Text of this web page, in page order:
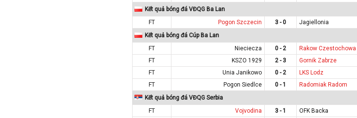
Kết quả bóng đá VĐQG Ba Lan
FT
Pogon Szczecin 3 - 0 Jagiellonia
Kết quả bóng đá Cúp Ba Lan
FT
Nieciecza 0 - 2 Rakow Czestochowa
FT
KSZO 1929 2 - 3 Gornik Zabrze
FT
Unia Janikowo 0 - 2 LKS Lodz
FT
Pogon Siedlce 0 - 1 Radomiak Radom
Kết quả bóng đá VĐQG Serbia
FT
Vojvodina 3 - 1 OFK Backa